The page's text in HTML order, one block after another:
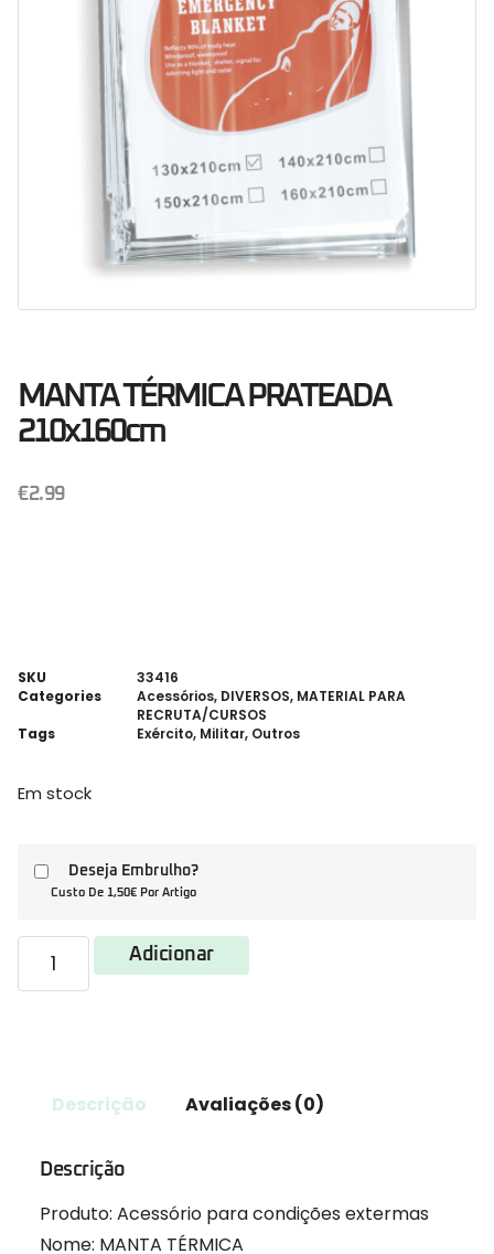
MANTA TÉRMICA PRATEADA
210x160cm
€2.99
SKU
33416
Categories
Acessórios, DIVERSOS, MATERIAL PARA
RECRUTA/CURSOS
Tags
Exército, Militar, Outros
Em stock
Deseja Embrulho?
Custo De 1,50€ Por Artigo
Adicionar
Descrição Avaliações (0)
Descrição
Produto: Acessório para condições extermas
Nome: MANTA TÉRMICA